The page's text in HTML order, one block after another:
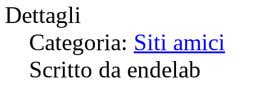
Dettagli
Categoria: Siti amici
Scritto da endelab